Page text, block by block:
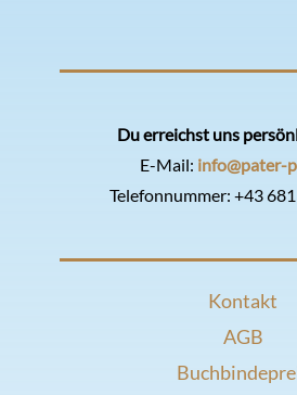
Du erreichst uns
E-Mail: info@pater-
Telefonnummer: +43
Kontakt
AGB